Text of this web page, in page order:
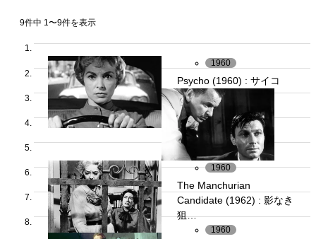
9件中 1〜9件を表示
1960
Psycho (1960) : サイコ
1960
The Manchurian
Candidate (1962) : 影なき
狙…
1960